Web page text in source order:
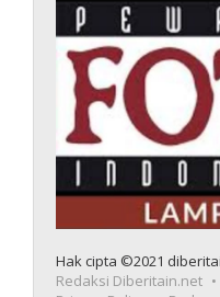
Hak cipta ©2021
Redaksi Diberitain.net